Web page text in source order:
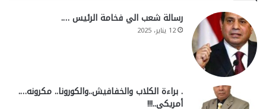
رسالة شعب الي فخامة الرئيس ….
12 يناير، 2025
. براءة الكلاب والخفافيش..والكورونا.. مكرونه….
أمريكي..!!!